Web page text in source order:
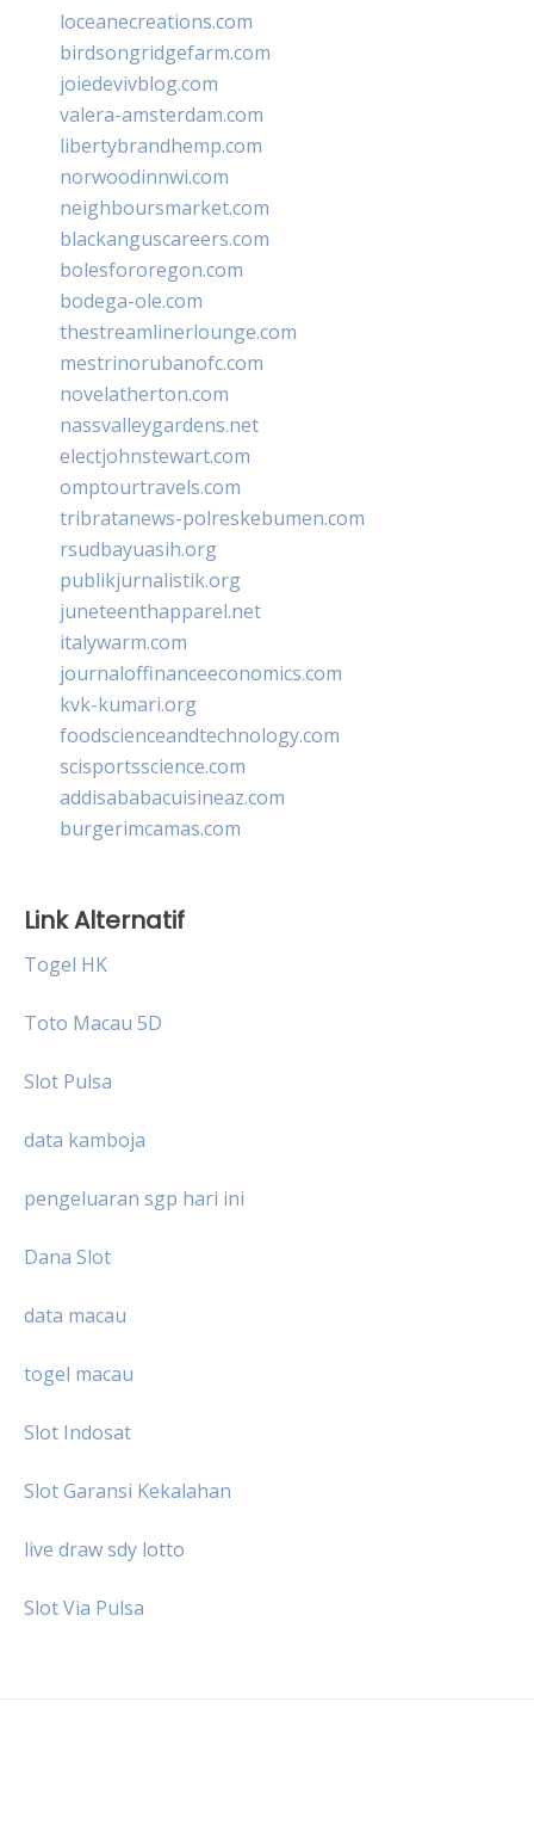
loceanecreations.com
birdsongridgefarm.com
joiedevivblog.com
valera-amsterdam.com
libertybrandhemp.com
norwoodinnwi.com
neighboursmarket.com
blackanguscareers.com
bolesfororegon.com
bodega-ole.com
thestreamlinerlounge.com
mestrinorubanofc.com
novelatherton.com
nassvalleygardens.net
electjohnstewart.com
omptourtravels.com
tribratanews-polreskebumen.com
rsudbayuasih.org
publikjurnalistik.org
juneteenthapparel.net
italywarm.com
journaloffinanceeconomics.com
kvk-kumari.org
foodscienceandtechnology.com
scisportsscience.com
addisababacuisineaz.com
burgerimcamas.com
Link Alternatif
Togel HK
Toto Macau 5D
Slot Pulsa
data kamboja
pengeluaran sgp hari ini
Dana Slot
data macau
togel macau
Slot Indosat
Slot Garansi Kekalahan
live draw sdy lotto
Slot Via Pulsa